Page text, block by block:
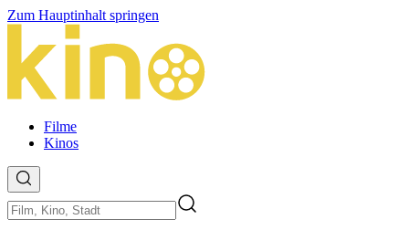
Zum Hauptinhalt springen
Filme
Kinos